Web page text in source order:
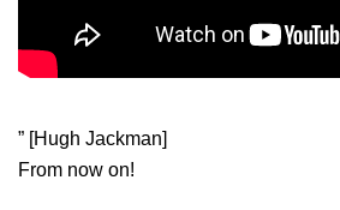
” [Hugh Jackman]
From now on!